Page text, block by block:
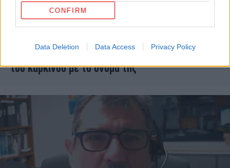
CONFIRM
Data Deletion Data Access Privacy Policy
θα ήθελε -Ειδικό πρόγραμμα για την πρόληψη
του καρκίνου με το όνομά της